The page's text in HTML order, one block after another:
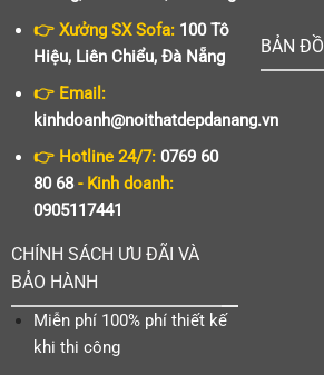
👉 Xưởng SX Sofa:100 Tô
Hiệu, Liên Chiểu, Đà Nẵng
👉 Email:
kinhdoanh@noithatdepdanang.vn
👉 Hotline 24/7:0769 60
80 68- Kinh doanh:
0905117441
CHÍNH SÁCH ƯU ĐÃI VÀ
BẢO HÀNH
Miễn phí 100% phí thiết kế
khi thi công
BẢN ĐỒ